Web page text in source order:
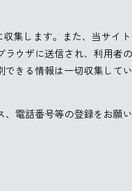
集します。また、当サイ
ウザに送信され、利用者
きる情報は一切収集して
、電話番号等の登録をお願